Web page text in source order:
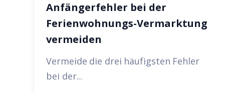
Anfängerfehler bei der
Ferienwohnungs-Vermarktung
vermeiden
Vermeide die drei häufigsten Fehler
bei der...